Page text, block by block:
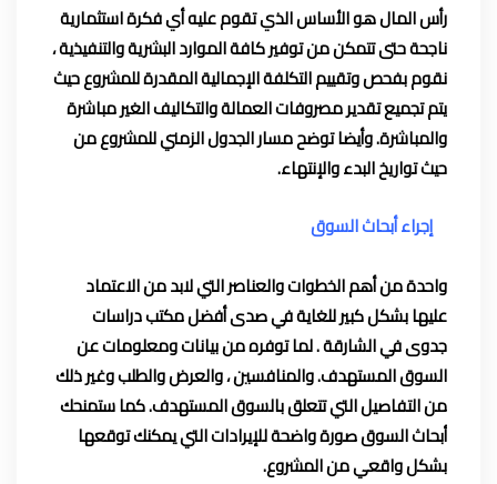
رأس المال هو الأساس الذي تقوم عليه أي فكرة استثمارية
ناجحة حتى تتمكن من توفير كافة الموارد البشرية والتنفيذية ،
نقوم بفحص وتقييم التكلفة الإجمالية المقدرة للمشروع حيث
يتم تجميع تقدير مصروفات العمالة والتكاليف الغير مباشرة
والمباشرة. وأيضا توضح مسار الجدول الزمني للمشروع من
حيث تواريخ البدء والإنتهاء.
إجراء أبحاث السوق
واحدة من أهم الخطوات والعناصر التي لابد من الاعتماد
عليها بشكل كبير للغاية في صدى أفضل مكتب دراسات
جدوى في الشارقة . لما توفره من بيانات ومعلومات عن
السوق المستهدف. والمنافسين ، والعرض والطلب وغير ذلك
من التفاصيل التي تتعلق بالسوق المستهدف. كما ستمنحك
أبحاث السوق صورة واضحة للإيرادات التي يمكنك توقعها
بشكل واقعي من المشروع.